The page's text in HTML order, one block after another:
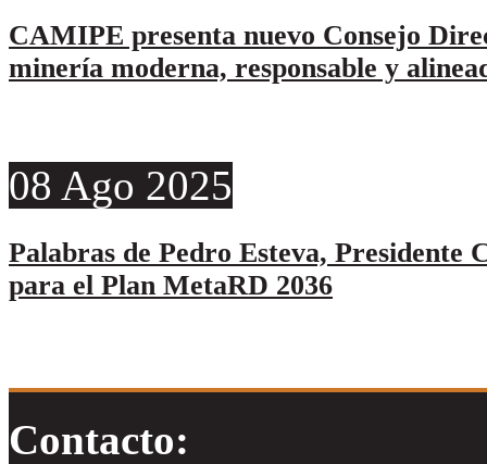
CAMIPE presenta nuevo Consejo
minería moderna, responsable y
08 Ago 2025
Palabras de Pedro Esteva, Presidente
para el Plan MetaRD 2036
Contacto: